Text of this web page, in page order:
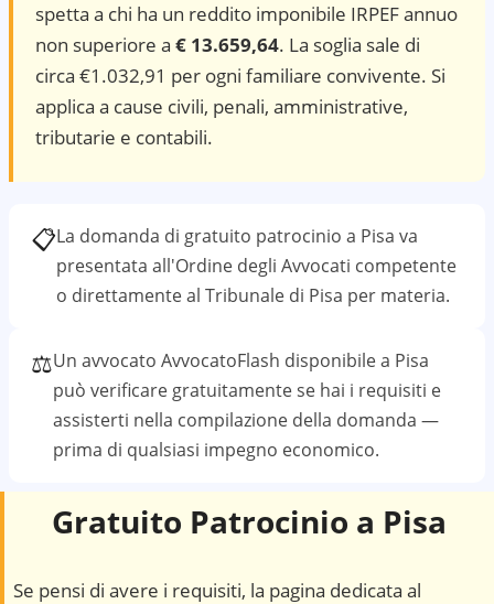
spetta a chi ha un reddito imponibile IRPEF annuo
non superiore a € 13.659,64. La soglia sale di
circa €1.032,91 per ogni familiare convivente. Si
applica a cause civili, penali, amministrative,
tributarie e contabili.
📋La domanda di gratuito patrocinio a Pisa va
presentata all'Ordine degli Avvocati competente
o direttamente al Tribunale di Pisa per materia.
⚖️Un avvocato AvvocatoFlash disponibile a Pisa
può verificare gratuitamente se hai i requisiti e
assisterti nella compilazione della domanda —
prima di qualsiasi impegno economico.
Gratuito Patrocinio a Pisa
Se pensi di avere i requisiti, la pagina dedicata al